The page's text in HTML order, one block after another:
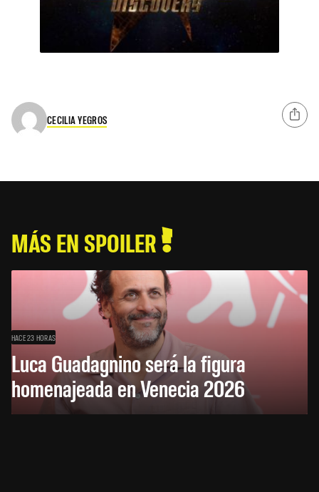
CECILIA YEGROS
MÁS EN SPOILER
HACE 23 HORAS
Luca Guadagnino será la figura
homenajeada en Venecia 2026